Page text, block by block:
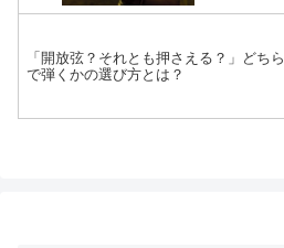
「開放弦？それとも押さえる？」どちら
で弾くかの選び方とは？